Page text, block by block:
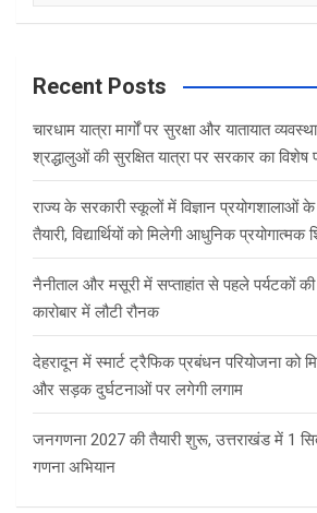
a
c
Recent Posts
चारधाम यात्रा मार्गों पर सुरक्षा और यातायात
श्रद्धालुओं की सुरक्षित यात्रा पर सरकार का
राज्य के सरकारी स्कूलों में विज्ञान
तैयारी, विद्यार्थियों को मिलेगी आधुनिक प्रयोगात्मक
नैनीताल और मसूरी में सप्ताहांत से पहले पर्यटकों की
कारोबार में लौटी रौनक
देहरादून में स्मार्ट ट्रैफिक प्रबंधन परियोजना को
और सड़क दुर्घटनाओं पर लगेगी लगाम
जनगणना 2027 की तैयारी शुरू, उत्तराखंड में 1
गणना अभियान